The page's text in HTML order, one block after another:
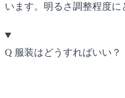
います。明るさ調整程度に
Q 服装はどうすればいい？